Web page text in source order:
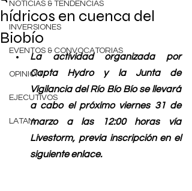
NOTICIAS & TENDENCIAS
INVERSIONES
EVENTOS & CONVOCATORIAS
OPINIÓN
EJECUTIVOS
LATAM
hídricos en cuenca del
Biobío
La actividad organizada por
Capta Hydro y la Junta de
Vigilancia del Río Bío Bío se llevará
a cabo el próximo viernes 31 de
marzo a las 12:00 horas vía
Livestorm, previa inscripción en el
siguiente enlace.